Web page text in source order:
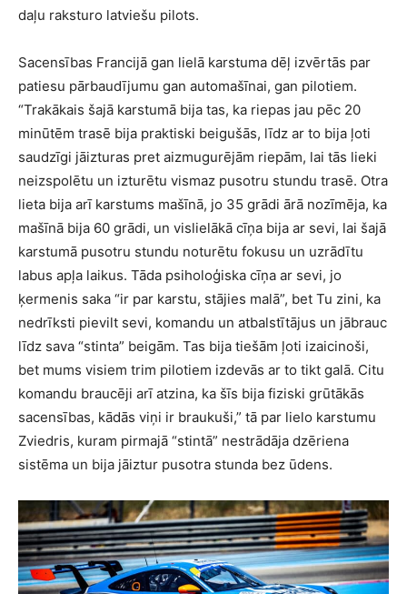
daļu raksturo latviešu pilots.
Sacensības Francijā gan lielā karstuma dēļ izvērtās par
patiesu pārbaudījumu gan automašīnai, gan pilotiem.
“Trakākais šajā karstumā bija tas, ka riepas jau pēc 20
minūtēm trasē bija praktiski beigušās, līdz ar to bija ļoti
saudzīgi jāizturas pret aizmugurējām riepām, lai tās lieki
neizspolētu un izturētu vismaz pusotru stundu trasē. Otra
lieta bija arī karstums mašīnā, jo 35 grādi ārā nozīmēja, ka
mašīnā bija 60 grādi, un vislielākā cīņa bija ar sevi, lai šajā
karstumā pusotru stundu noturētu fokusu un uzrādītu
labus apļa laikus. Tāda psiholoģiska cīņa ar sevi, jo
ķermenis saka “ir par karstu, stājies malā”, bet Tu zini, ka
nedrīksti pievilt sevi, komandu un atbalstītājus un jābrauc
līdz sava “stinta” beigām. Tas bija tiešām ļoti izaicinoši,
bet mums visiem trim pilotiem izdevās ar to tikt galā. Citu
komandu braucēji arī atzina, ka šīs bija fiziski grūtākās
sacensības, kādās viņi ir braukuši,” tā par lielo karstumu
Zviedris, kuram pirmajā “stintā” nestrādāja dzēriena
sistēma un bija jāiztur pusotra stunda bez ūdens.